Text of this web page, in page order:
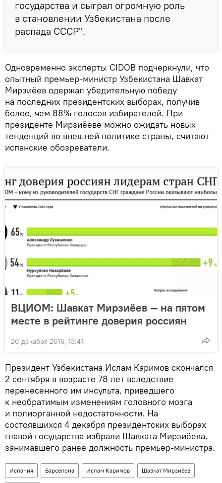
государства и сыграл огромную роль
в становлении Узбекистана после
распада СССР".
Одновременно эксперты CIDOB подчеркнули, что
опытный премьер-министр Узбекистана Шавкат
Мирзиёев одержал убедительную победу
на последних президентских выборах, получив
более, чем 88% голосов избирателей. При
президенте Мирзиёеве можно ожидать новых
тенденций во внешней политике страны, считают
испанские обозреватели.
ВЦИОМ: Шавкат Мирзиёев — на пятом
месте в рейтинге доверия россиян
20 декабря 2016, 13:41
Президент Узбекистана Ислам Каримов скончался
2 сентября в возрасте 78 лет вследствие
перенесенного им инсульта, приведшего
к необратимым изменениям головного мозга
и полиорганной недостаточности. На
состоявшихся 4 декабря президентских выборах
главой государства избрали Шавката Мирзиёева,
занимавшего ранее должность премьер-министра.
Испания Барселона Ислам Каримов Шавкат Мирзиёев